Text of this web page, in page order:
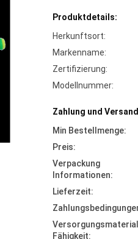
Produktdetails:
Herkunftsort:
Markenname:
Zertifizierung:
Modellnummer:
Zahlung und
Min Bestellmenge:
Preis:
Verpackung
Informationen:
Lieferzeit:
Fähigkeit: